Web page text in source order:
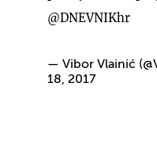
@DNEVNIKhr
— Vibor Vlainić
18, 2017